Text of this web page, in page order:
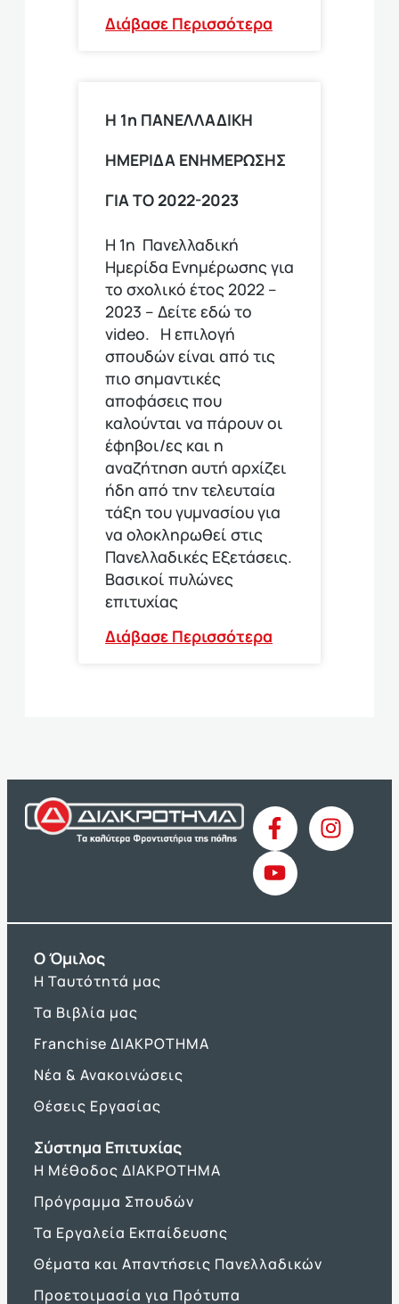
Διάβασε Περισσότερα
Η 1η ΠΑΝΕΛΛΑΔΙΚΗ
ΗΜΕΡΙΔΑ ΕΝΗΜΕΡΩΣΗΣ
ΓΙΑ ΤΟ 2022-2023
Η 1η Πανελλαδική
Ημερίδα Ενημέρωσης για
το σχολικό έτος 2022 –
2023 – Δείτε εδώ το
video. Η επιλογή
σπουδών είναι από τις
πιο σημαντικές
αποφάσεις που
καλούνται να πάρουν οι
έφηβοι/ες και η
αναζήτηση αυτή αρχίζει
ήδη από την τελευταία
τάξη του γυμνασίου για
να ολοκληρωθεί στις
Πανελλαδικές Εξετάσεις.
Βασικοί πυλώνες
επιτυχίας
Διάβασε Περισσότερα
O Όμιλος
Η Ταυτότητά μας
Τα Βιβλία μας
Franchise ΔΙΑΚΡΟΤΗΜΑ
Νέα & Ανακοινώσεις
Θέσεις Εργασίας
Σύστημα Επιτυχίας
Η Μέθοδος ΔΙΑΚΡΟΤΗΜΑ
Πρόγραμμα Σπουδών
Τα Εργαλεία Εκπαίδευσης
Θέματα και Απαντήσεις Πανελλαδικών
Προετοιμασία για Πρότυπα